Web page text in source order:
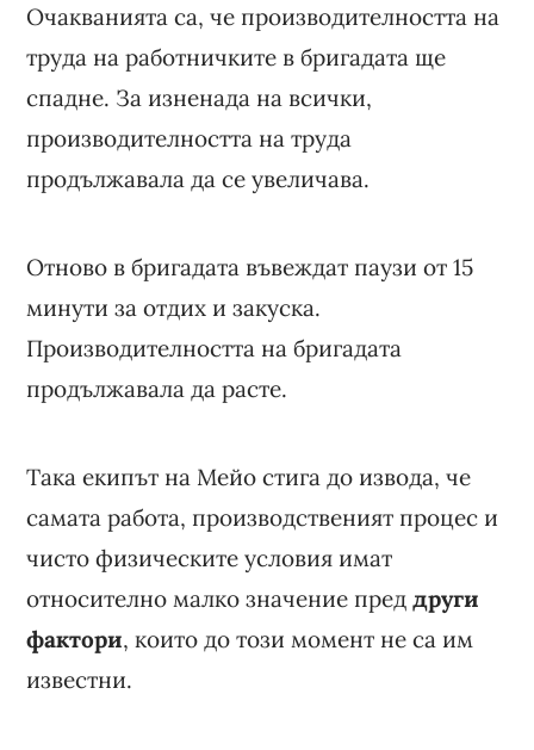
Очакванията са, че производителността на
труда на работничките в бригадата ще
спадне. За изненада на всички,
производителността на труда
продължавала да се увеличава.
Отново в бригадата въвеждат паузи от 15
минути за отдих и закуска.
Производителността на бригадата
продължавала да расте.
Така екипът на Мейо стига до извода, че
самата работа, производственият процес и
чисто физическите условия имат
относително малко значение преддруги
фактори, които до този момент не са им
известни.